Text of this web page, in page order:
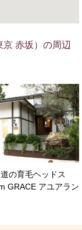
京 赤坂）の周辺
道の育毛ヘッドス
GRACE アユアラン